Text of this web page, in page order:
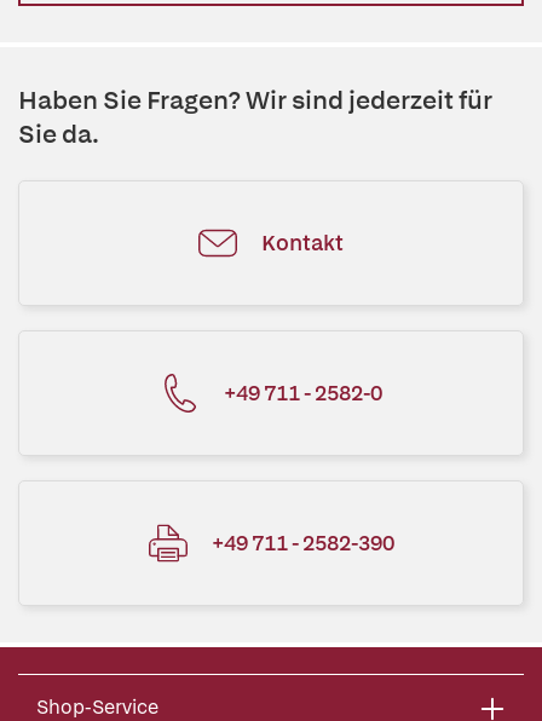
Haben Sie Fragen? Wir sind jederzeit für
Sie da.
Kontakt
+49 711 - 2582-0
+49 711 - 2582-390
Shop-Service